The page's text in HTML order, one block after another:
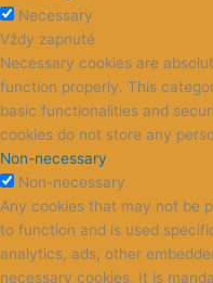
Necessary
Vždy zapnuté
Necessary cookies are
function properly. This
basic functionalities and
cookies do not store any
Non-necessary
Non-necessary
Any cookies that may not be
to function and is used
analytics, ads, other
necessary cookies. It is